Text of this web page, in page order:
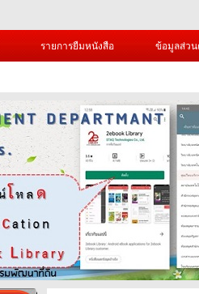
รายการยืมหนังสือ ข้อมูลส่ว